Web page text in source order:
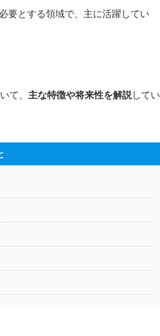
要とする領域で、主に活躍してい
て、 主な特徴や将来性を解説してい